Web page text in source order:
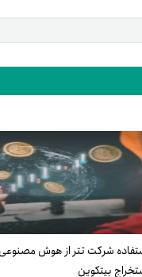
شرکت تتر از هوش
بیتکوین